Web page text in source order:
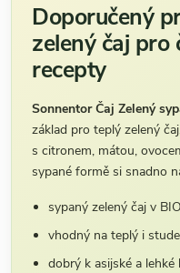
Doporučený
zelený čaj pro
recepty
Sonnentor Čaj Zelený
základ pro teplý zelený
s citronem, mátou,
sypané formě si snadno
sypaný zelený čaj v
vhodný na teplý i
dobrý k asijské a lehké